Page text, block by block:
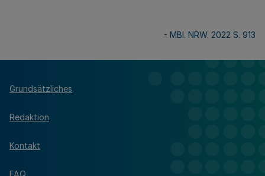
- MBl. NRW. 2022 S. 913
Grundsätzliches
Redaktion
Kontakt
FAQ